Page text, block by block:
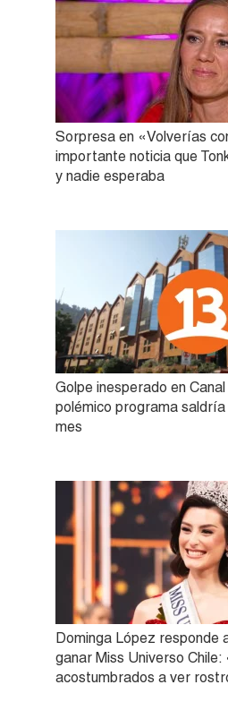
Sorpresa en «Volverías
importante noticia que
y nadie esperaba
Golpe inesperado en
polémico programa
mes
Dominga López responde
ganar Miss Universo
acostumbrados a ver